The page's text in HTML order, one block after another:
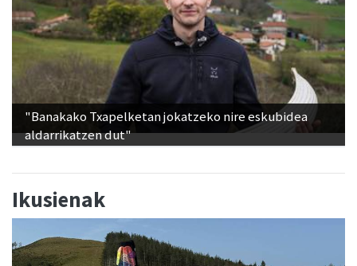
"Banakako Txapelketan jokatzeko nire eskubidea
aldarrikatzen dut"
Ikusienak